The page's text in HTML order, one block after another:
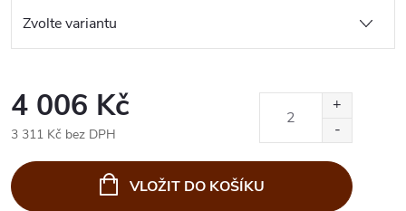
4 006 Kč
3 311 Kč bez DPH
cena:
VLOŽIT DO KOŠÍKU